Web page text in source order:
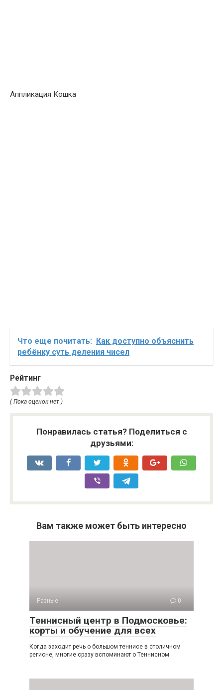
Аппликация Кошка
Что еще почитать: Как доступно объяснить
ребёнку суть деления чисел
Рейтинг
( Пока оценок нет )
Понравилась статья? Поделиться с
друзьями:
Вам также может быть интересно
Разные 0
Теннисный центр в Подмосковье:
корты и обучение для всех
Когда заходит речь о большом теннисе в столичном
регионе, многие сразу вспоминают о Теннисном